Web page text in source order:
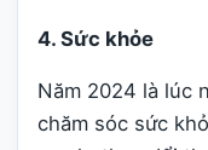
4. Sức khỏe
Năm 2024 là lúc
chăm sóc sức